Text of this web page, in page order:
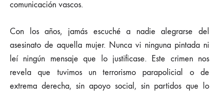
comunicación vascos.
Con los años, jamás escuché a nadie alegrarse del
asesinato de aquella mujer. Nunca vi ninguna pintada ni
leí ningún mensaje que lo justificase. Este crimen nos
revela que tuvimos un terrorismo parapolicial o de
extrema derecha, sin apoyo social, sin partidos que lo